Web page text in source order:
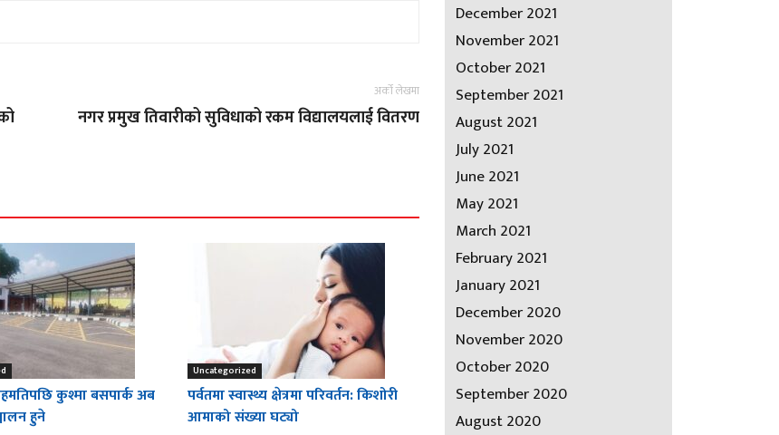
अर्को लेखमा
नगर प्रमुख तिवारीको सुविधाको रकम विद्यालयलाई वितरण
कुश्मा बसपार्क अब
हुने
Uncategorized
पर्वतमा स्वास्थ्य क्षेत्रमा परिवर्तन: किशोरी
आमाको संख्या घट्यो
December 2021
November 2021
October 2021
September 2021
August 2021
July 2021
June 2021
May 2021
March 2021
February 2021
January 2021
December 2020
November 2020
October 2020
September 2020
August 2020